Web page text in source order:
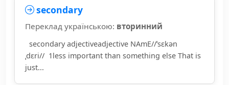
secondary
Переклад українською: вторинний
secondary adjectiveadjective NAmE//ˈsɛkən
ˌdɛri// 1less important than something else That is
just...